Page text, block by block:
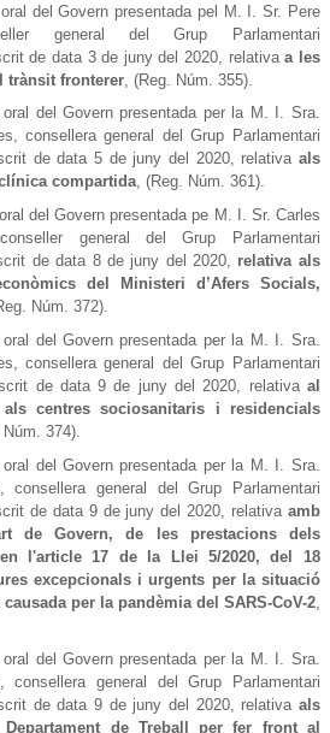
del Govern presentada pel M. I. Sr. Pere
general del Grup Parlamentari
de data 3 de juny del 2020, relativaa les
trànsit fronterer, (Reg. Núm. 355).
oral del Govern presentada per la M. I. Sra.
consellera general del Grup Parlamentari
de data 5 de juny del 2020, relativa als
compartida, (Reg. Núm. 361).
del Govern presentada pe M. I. Sr. Carles
general del Grup Parlamentari
de data 8 de juny del 2020, relativa als
del Ministeri d’Afers Socials,
Núm. 372).
oral del Govern presentada per la M. I. Sra.
consellera general del Grup Parlamentari
de data 9 de juny del 2020, relativa al
centres sociosanitaris i residencials
374).
oral del Govern presentada per la M. I. Sra.
consellera general del Grup Parlamentari
de data 9 de juny del 2020, relativa amb
de Govern, de les prestacions dels
l'article 17 de la Llei 5/2020, del 18
excepcionals i urgents per la situació
per la pandèmia del SARS-CoV-2,
oral del Govern presentada per la M. I. Sra.
consellera general del Grup Parlamentari
de data 9 de juny del 2020, relativa als
de Treball per fer front al